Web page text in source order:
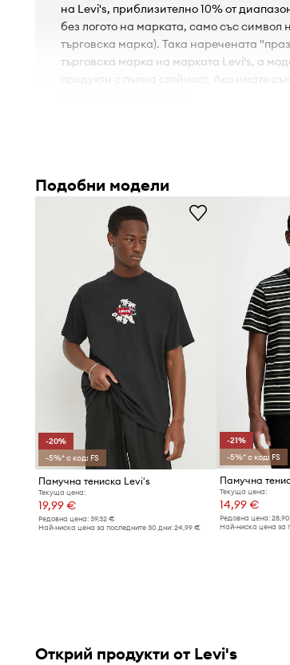
на Levi's, приблизително 10% от
без логото на марката, само със
търговска марка). Така наречената
търговска марка на марката Levi's, а
продукти с пълна стойност. Ако имате
- Ширина под мишниците: 52 cm.
- Дължина: 67 cm.
- Мерките се отнасят за размер: M.
Подобни модели
-20%
-5%* с код: FS
Памучна тениска Levi's
Текуща цена:
19,99 €
Редовна цена: 39,32 €
Най-ниска цена за последните 30 дни: 24,99 €
-21%
-5%* с код: FS
Текуща цена:
14,99 €
Редовна цена:
Най-ниска цена за
Открий продукти от Levi's